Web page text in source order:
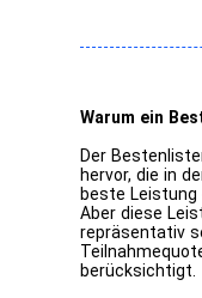
Warum ein
Der
hervor, die in
beste Leistung
Aber diese
repräsentativ
berücksichtigt.